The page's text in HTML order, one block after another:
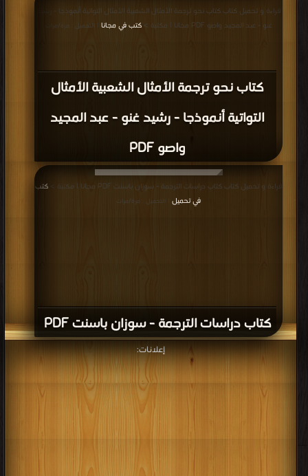
كتاب نحو ترجمة الأمثال الشعبية الأمثال
التواتية أنموذجا - رشيد غنو - عبد المجيد
واصو PDF
قراءة و تحميل كتاب كتاب نحو ترجمة الأمثال الشعبية الأمثال التواتية أنموذجا - رشيد
غنو - عبد المجيد واصو PDF مجانا | مكتبة >
كتب في مجانا | التحميل : مرة/مرات
كتاب دراسات الترجمة - سوزان باسنت PDF
قراءة و تحميل كتاب كتاب دراسات الترجمة - سوزان باسنت PDF مجانا | مكتبة >
كتب
في تحميل
| التحميل : مرة/مرات
إعلانات: